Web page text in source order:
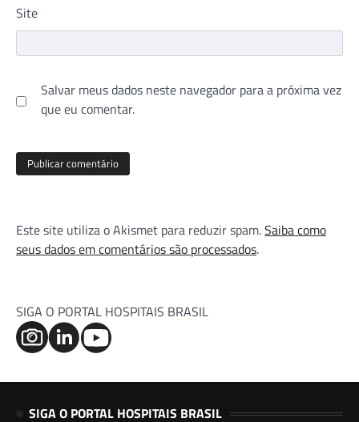
Site
Salvar meus dados neste navegador para a próxima vez
que eu comentar.
Este site utiliza o Akismet para reduzir spam.Saiba como
seus dados em comentários são processados.
SIGA O PORTAL HOSPITAIS BRASIL
SIGA O PORTAL HOSPITAIS BRASIL